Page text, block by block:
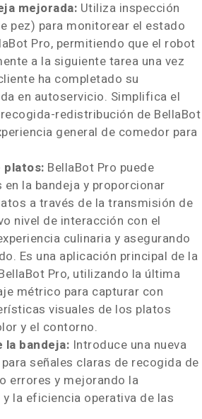
mejorada: Utiliza inspección
pez) para monitorear el estado
Pro, permitiendo que el robot
a la siguiente tarea una vez
ha completado su
en autoservicio. Simplifica el
redistribución de BellaBot
general de comedor para
platos: BellaBot Pro puede
la bandeja y proporcionar
a través de la transmisión de
nivel de interacción con el
culinaria y asegurando
Es una aplicación principal de la
Pro, utilizando la última
métrico para capturar con
visuales de los platos
y el contorno.
la bandeja: Introduce una nueva
señales claras de recogida de
errores y mejorando la
la eficiencia operativa de las